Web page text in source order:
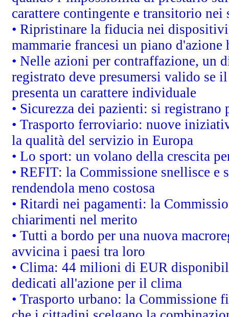
carattere contingente e transitorio
• Ripristinare la fiducia nei
mammarie francesi un piano
• Nelle azioni per contraffazione, un
registrato deve presumersi valido se
presenta un carattere individuale
• Sicurezza dei pazienti: si
• Trasporto ferroviario: nuove
la qualità del servizio in Europa
• Lo sport: un volano della crescita
• REFIT: la Commissione snellisce
rendendola meno costosa
• Ritardi nei pagamenti: la
chiarimenti nel merito
• Tutti a bordo per una nuova
avvicina i paesi tra loro
• Clima: 44 milioni di EUR
dedicati all'azione per il clima
• Trasporto urbano: la Commissione